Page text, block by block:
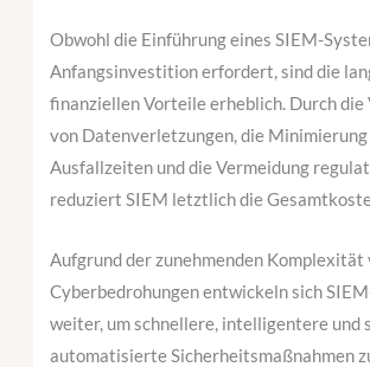
Obwohl die Einführung eines SIEM-
Anfangsinvestition erfordert, sind die
finanziellen Vorteile erheblich. Durch die
von Datenverletzungen, die Minimierung
Ausfallzeiten und die Vermeidung
reduziert SIEM letztlich die
Aufgrund der zunehmenden Komplexität
Cyberbedrohungen entwickeln sich
weiter, um schnellere, intelligentere und
automatisierte Sicherheitsmaßnahmen